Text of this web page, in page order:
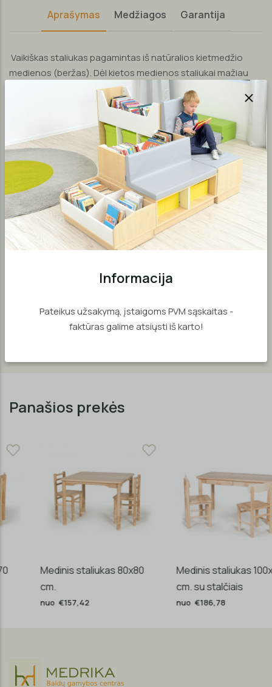
Aprašymas Medžiagos Garantija
Vaikiškas staliukas pagamintas iš natūralios kietmedžio
medienos (beržas). Dėl kietos medienos staliukai mažiau
braižosi, taip pat yra tvirtesni ir ilgaamžiškesni. Stalas
pagamintas su tvirtu mediniu rėmu, dėl kurio stalas tampa
dar tvirtesnis. Stalo kojos tvirtinasi prie stalo rėmo metalinio
kampo, todėl taip yra užtikrinamas tvirtumas ir stabilumas.
Staliuką galite išsirinkti su reguliuojamo aukščio apvaliomis
kojomis arba su nereguliuojamo aukščio apvaliomis
kojomis. Reguliuojamo aukščio kojos sukurtos taip, kad jas
būtų galima reguliuoti daugybę kartų neprarandant
stabilumo ir tvirtumo. Reguliavimo principas - iš apačios
pridedamos arba nuimamos medinės apvalios ritinio formos
kaladėlės, kurių kiekvienos aukštis yra 2 cm.
laku, kuris yra netoksiškas vaikų sveikatai. Staliuko visi
kampai yra užapvalinti dėl vaikų saugumo.
SVARBU! Kėdutės staliukui įsigykite atskirai (parduodamos
Panašios prekės
Medinis staliukas 80x80
nuo €157,42
Medinis staliukas 100x50
cm. su stalčiais
nuo €186,78
Informacija
Pateikus užsakymą, įstaigoms PVM sąskaitas -
faktūras galime atsiųsti iš karto!